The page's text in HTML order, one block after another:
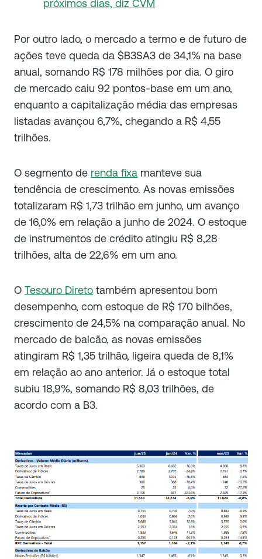
próximos dias, diz CVM
Por outro lado, o mercado a termo e de futuro de
ações teve queda da $B3SA3 de 34,1% na base
anual, somando R$ 178 milhões por dia. O giro
de mercado caiu 92 pontos-base em um ano,
enquanto a capitalização média das empresas
listadas avançou 6,7%, chegando a R$ 4,55
trilhões.
O segmento de renda fixa manteve sua
tendência de crescimento. As novas emissões
totalizaram R$ 1,73 trilhão em junho, um avanço
de 16,0% em relação a junho de 2024. O estoque
de instrumentos de crédito atingiu R$ 8,28
trilhões, alta de 22,6% em um ano.
O Tesouro Direto também apresentou bom
desempenho, com estoque de R$ 170 bilhões,
crescimento de 24,5% na comparação anual. No
mercado de balcão, as novas emissões
atingiram R$ 1,35 trilhão, ligeira queda de 8,1%
em relação ao ano anterior. Já o estoque total
subiu 18,9%, somando R$ 8,03 trilhões, de
acordo com a B3.